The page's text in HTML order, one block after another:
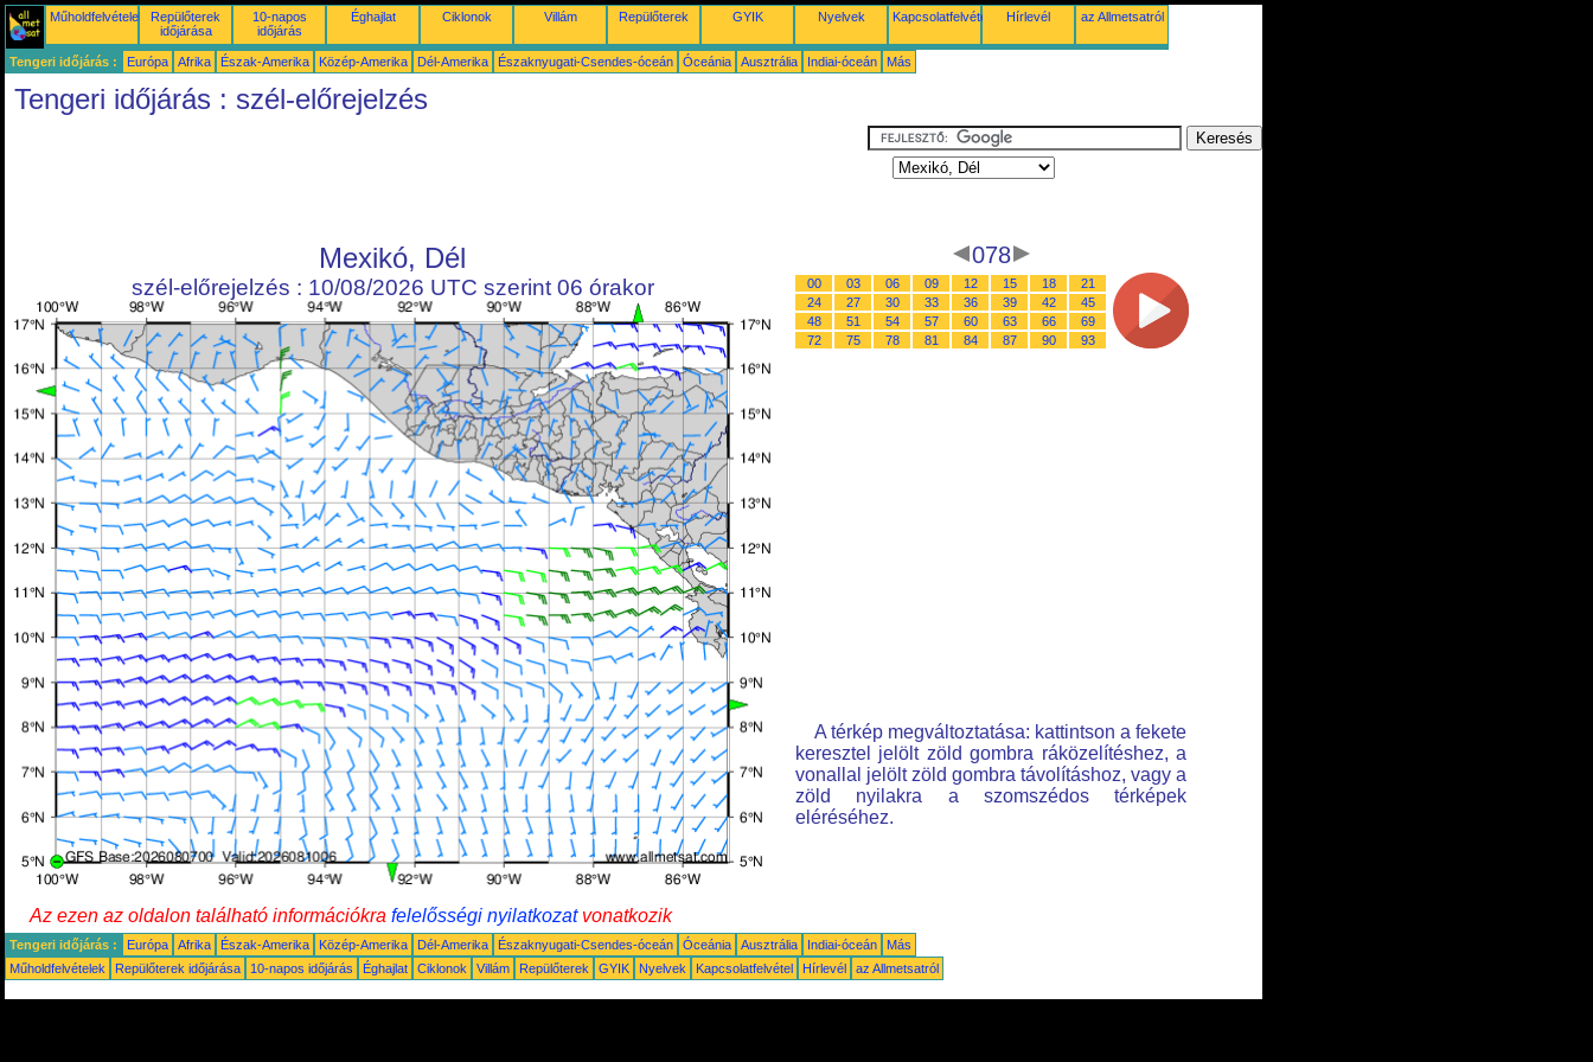
Műholdfelvételek
Repülőterek
időjárása
10-napos
időjárás
Éghajlat Ciklonok Villám Repülőterek GYIK Nyelvek Kapcsolatfelvétel Hírlevél az Allmetsatról
Tengeri időjárás : Európa Afrika Észak-Amerika Közép-Amerika Dél-Amerika Északnyugati-Csendes-óceán Óceánia Ausztrália Indiai-óceán Más
Tengeri időjárás : szél-előrejelzés
Mexikó, Dél
szél-előrejelzés : 10/08/2026 UTC szerint 06 órakor
078
00 03 06 09 12 15 18
21
24
27 30 33 36 39 42
45
48
51 54 57 60 63 66
69
72
75 78 81 84 87 90 93
A térkép megváltoztatása: kattintson a fekete
keresztel jelölt zöld gombra ráközelítéshez, a
vonallal jelölt zöld gombra távolításhoz, vagy a
zöld nyilakra a szomszédos térképek
eléréséhez.
Az ezen az oldalon található információkra felelősségi nyilatkozatvonatkozik
Tengeri időjárás : Európa Afrika Észak-Amerika Közép-Amerika Dél-Amerika Északnyugati-Csendes-óceán Óceánia Ausztrália Indiai-óceán
Más
Műholdfelvételek
Repülőterek időjárása 10-napos időjárás Éghajlat Ciklonok Villám Repülőterek GYIK Nyelvek Kapcsolatfelvétel Hírlevél az Allmetsatról